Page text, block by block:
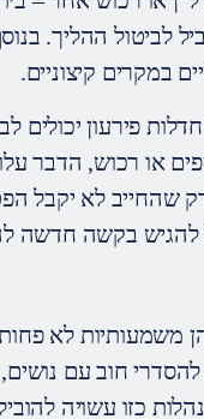
לביטול ההליך.
במקרים קיצוניים.
פירעון יכולים
או רכוש, הדבר
שהחייב לא יקבל
להגיש בקשה חדשה
משמעותיות לא
חוב עם
כזו עשויה